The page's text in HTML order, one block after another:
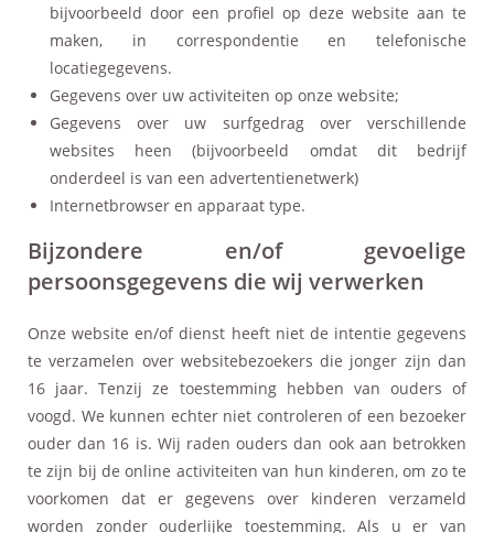
bijvoorbeeld door een profiel op deze website aan te
maken, in correspondentie en telefonische
locatiegegevens.
Gegevens over uw activiteiten op onze website;
Gegevens over uw surfgedrag over verschillende
websites heen (bijvoorbeeld omdat dit bedrijf
onderdeel is van een advertentienetwerk)
Internetbrowser en apparaat type.
Bijzondere en/of gevoelige
persoonsgegevens die wij verwerken
Onze website en/of dienst heeft niet de intentie gegevens
te verzamelen over websitebezoekers die jonger zijn dan
16 jaar. Tenzij ze toestemming hebben van ouders of
voogd. We kunnen echter niet controleren of een bezoeker
ouder dan 16 is. Wij raden ouders dan ook aan betrokken
te zijn bij de online activiteiten van hun kinderen, om zo te
voorkomen dat er gegevens over kinderen verzameld
worden zonder ouderlijke toestemming. Als u er van